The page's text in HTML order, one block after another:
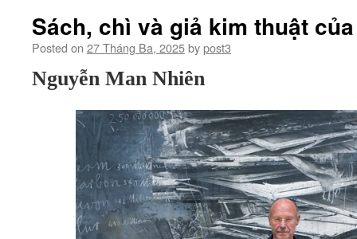
Sách, chì và giả kim thuật
Posted on 27 Tháng Ba, 2025bypost3
Nguyễn Man Nhiên